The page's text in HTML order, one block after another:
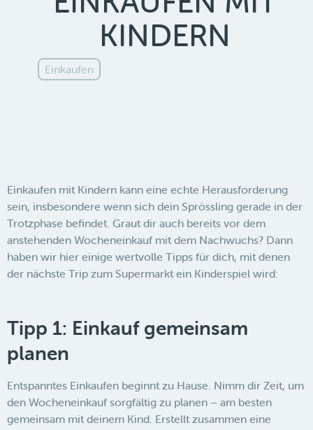
KINDERN
Einkaufen
Einkaufen mit Kindern kann eine echte Herausforderung
sein, insbesondere wenn sich dein Sprössling gerade in der
Trotzphase befindet. Graut dir auch bereits vor dem
anstehenden Wocheneinkauf mit dem Nachwuchs? Dann
haben wir hier einige wertvolle Tipps für dich, mit denen
der nächste Trip zum Supermarkt ein Kinderspiel wird:
Tipp 1: Einkauf gemeinsam
planen
Entspanntes Einkaufen beginnt zu Hause. Nimm dir Zeit, um
den Wocheneinkauf sorgfältig zu planen – am besten
gemeinsam mit deinem Kind. Erstellt zusammen eine